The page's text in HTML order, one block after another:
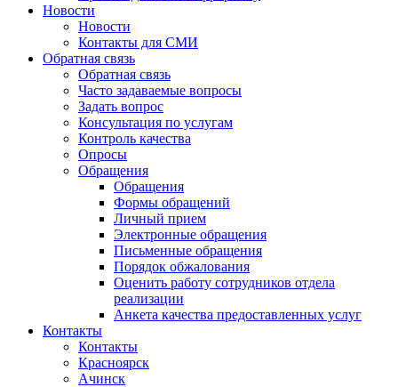
Новости
Новости
Контакты для СМИ
Обратная связь
Обратная связь
Часто задаваемые вопросы
Задать вопрос
Консультация по услугам
Контроль качества
Опросы
Обращения
Обращения
Формы обращений
Личный прием
Электронные обращения
Письменные обращения
Порядок обжалования
Оценить работу сотрудников отдела
реализации
Анкета качества предоставленных услуг
Контакты
Контакты
Красноярск
Ачинск